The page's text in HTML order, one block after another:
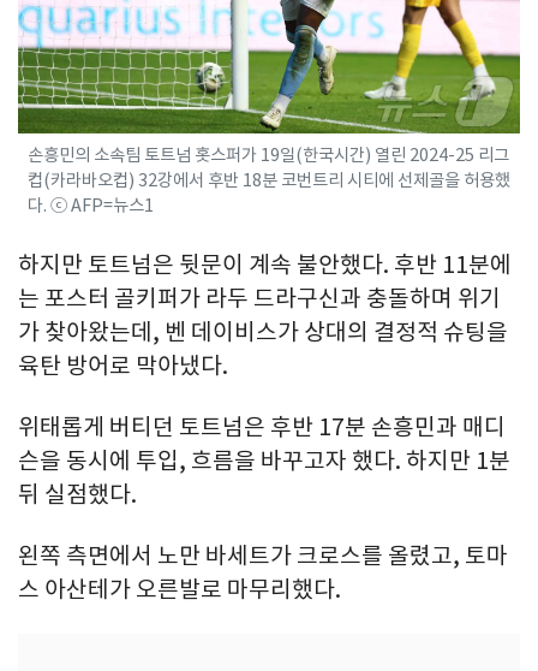
손흥민의 소속팀 토트넘 홋스퍼가 19일(한국시간) 열린 2024-25 리그
컵(카라바오컵) 32강에서 후반 18분 코번트리 시티에 선제골을 허용했
다. ⓒ AFP=뉴스1
하지만 토트넘은 뒷문이 계속 불안했다. 후반 11분에
는 포스터 골키퍼가 라두 드라구신과 충돌하며 위기
가 찾아왔는데, 벤 데이비스가 상대의 결정적 슈팅을
육탄 방어로 막아냈다.
위태롭게 버티던 토트넘은 후반 17분 손흥민과 매디
슨을 동시에 투입, 흐름을 바꾸고자 했다. 하지만 1분
뒤 실점했다.
왼쪽 측면에서 노만 바세트가 크로스를 올렸고, 토마
스 아산테가 오른발로 마무리했다.